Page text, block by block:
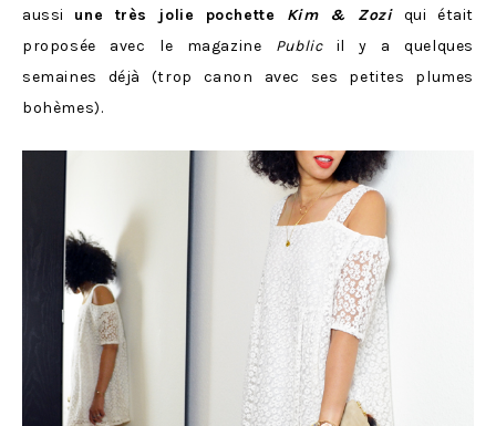
aussi une très jolie pochette Kim & Zozi
qui était
proposée avec le magazine Public il y a quelques
semaines déjà (trop canon avec ses petites plumes
bohèmes).